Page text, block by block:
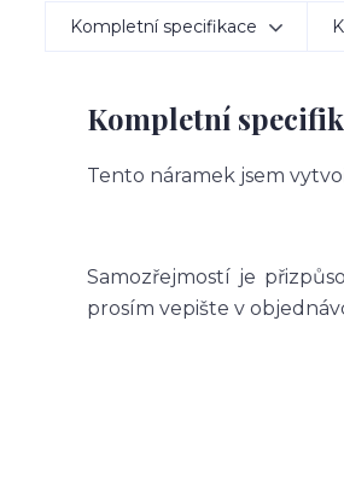
Kompletní specifikace
Kompletní
Tento náramek jsem
Samozřejmostí je
prosím vepište v